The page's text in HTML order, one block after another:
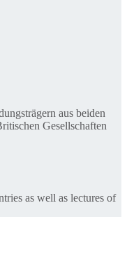
aus beiden
Gesellschaften
as well as lectures of